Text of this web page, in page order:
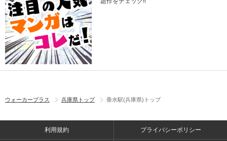
ウォーカープラス 兵庫県トップ 垂水駅(兵庫県)トップ
利用規約 プライバシーポリシー